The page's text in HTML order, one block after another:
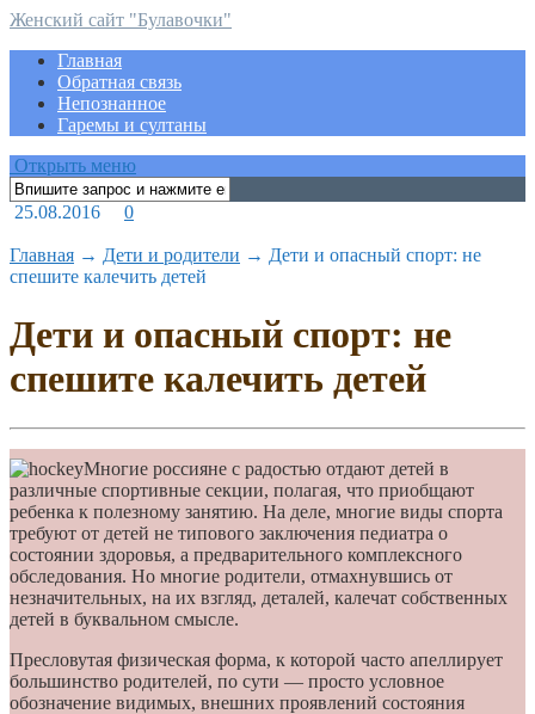
Женский сайт "Булавочки"
Главная
Обратная связь
Непознанное
Гаремы и султаны
Открыть меню
25.08.2016 0
Главная → Дети и родители → Дети и опасный спорт: не
спешите калечить детей
Дети и опасный спорт: не
спешите калечить детей
Многие россияне с радостью отдают детей в
различные спортивные секции, полагая, что приобщают
ребенка к полезному занятию. На деле, многие виды спорта
требуют от детей не типового заключения педиатра о
состоянии здоровья, а предварительного комплексного
обследования. Но многие родители, отмахнувшись от
незначительных, на их взгляд, деталей, калечат собственных
детей в буквальном смысле.
Пресловутая физическая форма, к которой часто апеллирует
большинство родителей, по сути — просто условное
обозначение видимых, внешних проявлений состояния